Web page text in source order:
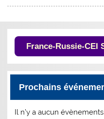
France-Russie-CEI
Prochains
Il n’y a aucun